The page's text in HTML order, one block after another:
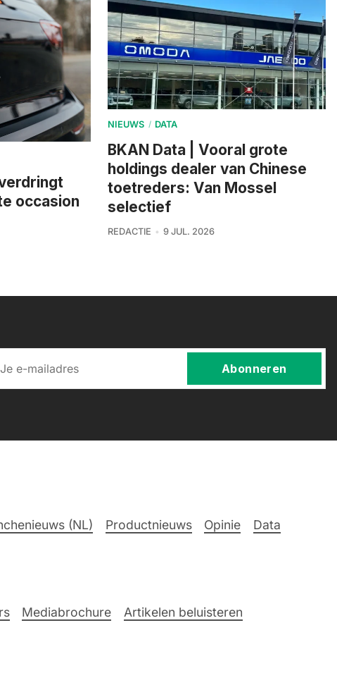
occasion
NIEUWS / DATA
BKAN Data | Vooral grote
holdings dealer van Chinese
toetreders: Van Mossel
selectief
REDACTIE 9 JUL. 2026
Abonneren
(NL) Productnieuws Opinie
Data
Mediabrochure
Artikelen beluisteren